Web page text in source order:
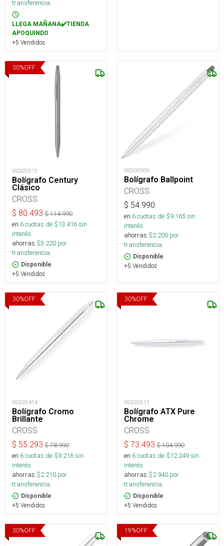
transferencia.
LLEGA MAÑANA✔️TIENDA
APOQUINDO
+5 Vendidos
30%OFF
VIC020513
Bolígrafo Century
Clásico
CROSS
$ 80.493 $114.990
en 6cuotas de $13.416sin
interés
ahorras $3.220 por
transferencia.
Disponible
+5 Vendidos
VIC030506
Bolígrafo Ballpoint
CROSS
$ 54.990
en 6cuotas de $9.165sin
interés
ahorras $2.200 por
transferencia.
Disponible
+5 Vendidos
30%OFF
VIC020414
Bolígrafo Cromo
Brillante
CROSS
$ 55.293 $78.990
en 6cuotas de $9.216sin
interés
ahorras $2.210 por
transferencia.
Disponible
+5 Vendidos
30%OFF
VIC020511
Bolígrafo ATX Pure
Chrome
CROSS
$ 73.493 $104.990
en 6cuotas de $12.249sin
interés
ahorras $2.940 por
transferencia.
Disponible
+5 Vendidos
30%OFF 19%OFF